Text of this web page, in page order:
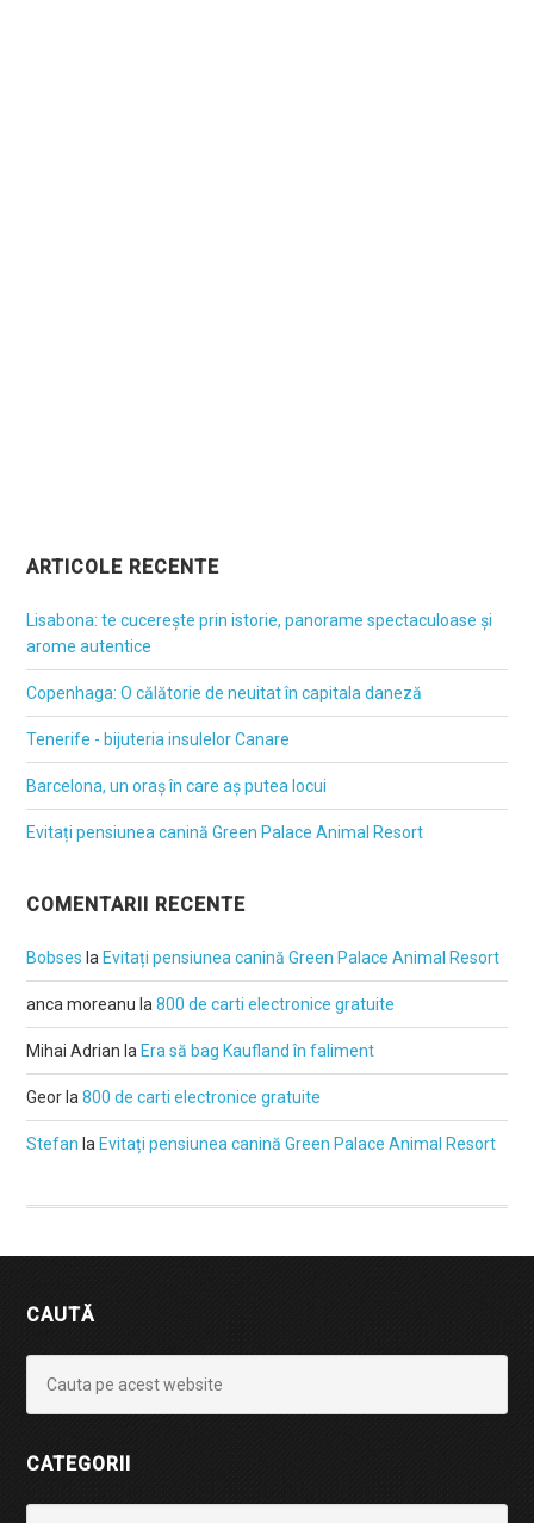
ARTICOLE RECENTE
Lisabona: te cucerește prin istorie, panorame spectaculoase și
arome autentice
Copenhaga: O călătorie de neuitat în capitala daneză
Tenerife - bijuteria insulelor Canare
Barcelona, un oraș în care aș putea locui
Evitați pensiunea canină Green Palace Animal Resort
COMENTARII RECENTE
Bobses la Evitați pensiunea canină Green Palace Animal Resort
anca moreanu la800 de carti electronice gratuite
Mihai Adrian la Era să bag Kaufland în faliment
Geor la800 de carti electronice gratuite
Stefan la Evitați pensiunea canină Green Palace Animal Resort
CAUTĂ
CATEGORII